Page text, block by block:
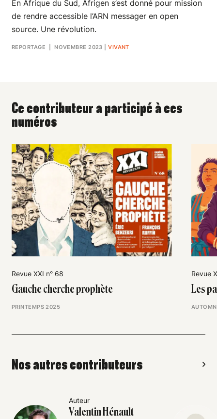
En Afrique du Sud, Afrigen s’est donné pour mission
de rendre accessible l’ARN messager en open
source. Une révolution.
REPORTAGE | NOVEMBRE 2023 |VIVANT
Ce contributeur a participé à ces
numéros
Revue XXI n° 68
Gauche cherche prophète
PRINTEMPS 2025
Revue
Les
Nos autres contributeurs
Auteur
Valentin Hénault